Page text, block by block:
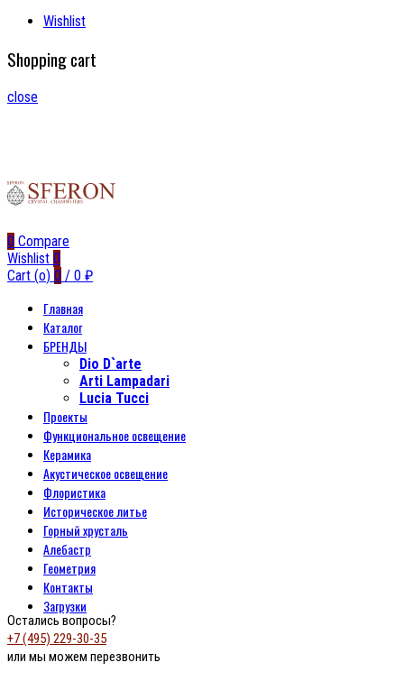
Wishlist
Shopping cart
close
0 Compare
Wishlist 0
Cart (o) 0 / 0 ₽
Главная
Каталог
БРЕНДЫ
Dio D`arte
Arti Lampadari
Lucia Tucci
Проекты
Функциональное освещение
Керамика
Акустическое освещение
Флористика
Историческое литье
Горный хрусталь
Алебастр
Геометрия
Контакты
Загрузки
Остались вопросы?
+7 (495) 229-30-35
или мы можем перезвонить